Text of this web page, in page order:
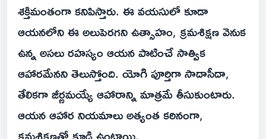
శక్తిమంతంగా కనిపిస్తారు. ఈ వయసులో కూడా
ఆయనలోని ఈ అలుపెరగని ఉత్సాహం, క్రమశిక్షణ వెనుక
ఉన్న అసలు రహస్యం ఆయన పాటించే సాత్విక
ఆహారమేనని తెలుస్తోంది. యోగి పూర్తిగా సాదాసీదా,
తేలికగా జీర్ణమయ్యే ఆహారాన్ని మాత్రమే తీసుకుంటారు.
ఆయన ఆహార నియమాలు అత్యంత కఠినంగా,